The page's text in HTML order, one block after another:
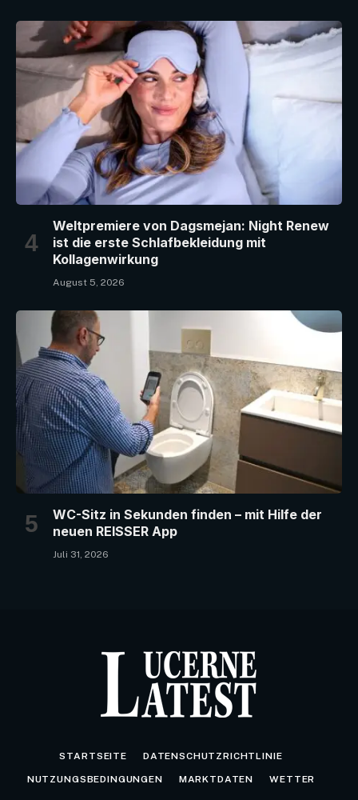
Weltpremiere von Dagsmejan: Night Renew
ist die erste Schlafbekleidung mit
Kollagenwirkung
August 5, 2026
WC-Sitz in Sekunden finden – mit Hilfe der
neuen REISSER App
Juli 31, 2026
STARTSEITE DATENSCHUTZRICHTLINIE
NUTZUNGSBEDINGUNGEN MARKTDATEN WETTER